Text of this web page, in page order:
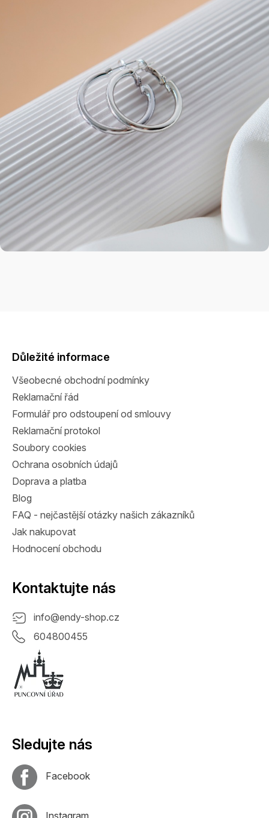
Důležité informace
Všeobecné obchodní podmínky
Reklamační řád
Formulář pro odstoupení od smlouvy
Reklamační protokol
Soubory cookies
Ochrana osobních údajů
Doprava a platba
Blog
FAQ - nejčastější otázky našich zákazníků
Jak nakupovat
Hodnocení obchodu
Kontaktujte nás
info@endy-shop.cz
604800455
Sledujte nás
Facebook